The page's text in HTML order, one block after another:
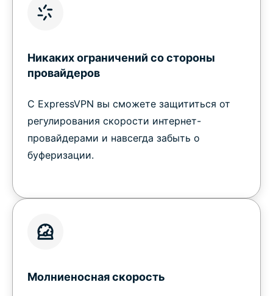
Никаких ограничений со стороны
провайдеров
С ExpressVPN вы сможете защититься от
регулирования скорости интернет-
провайдерами и навсегда забыть о
буферизации.
Молниеносная скорость